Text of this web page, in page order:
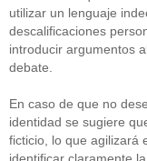
utilizar un lenguaje
descalificaciones
introducir argumentos
debate.
En caso de que no
identidad se sugiere
ficticio, lo que agilizará
identificar claramente